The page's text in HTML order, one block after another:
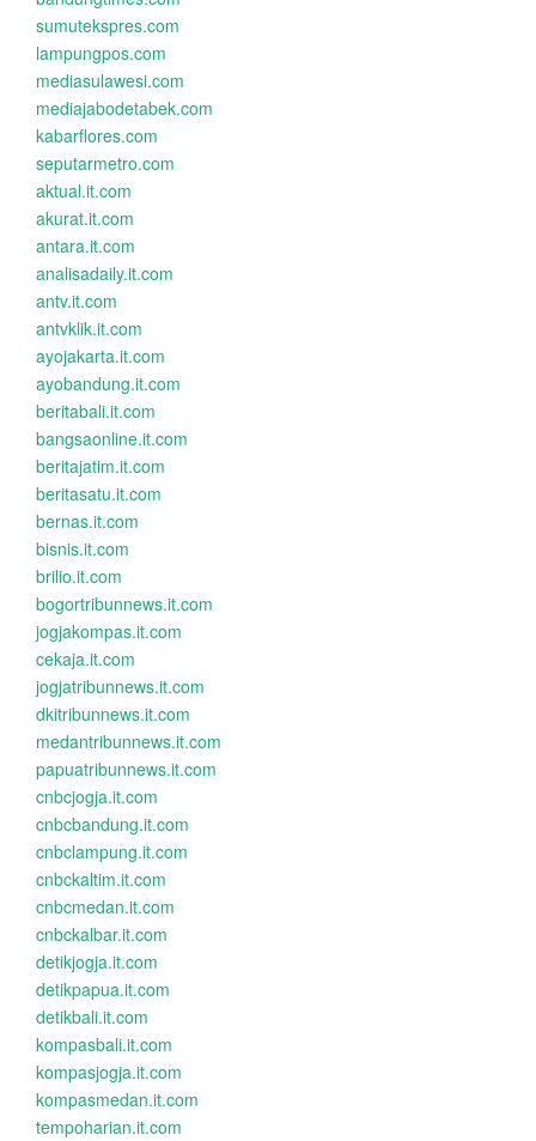
sumutekspres.com
lampungpos.com
mediasulawesi.com
mediajabodetabek.com
kabarflores.com
seputarmetro.com
aktual.it.com
akurat.it.com
antara.it.com
analisadaily.it.com
antv.it.com
antvklik.it.com
ayojakarta.it.com
ayobandung.it.com
beritabali.it.com
bangsaonline.it.com
beritajatim.it.com
beritasatu.it.com
bernas.it.com
bisnis.it.com
brilio.it.com
bogortribunnews.it.com
jogjakompas.it.com
cekaja.it.com
jogjatribunnews.it.com
dkitribunnews.it.com
medantribunnews.it.com
papuatribunnews.it.com
cnbcjogja.it.com
cnbcbandung.it.com
cnbclampung.it.com
cnbckaltim.it.com
cnbcmedan.it.com
cnbckalbar.it.com
detikjogja.it.com
detikpapua.it.com
detikbali.it.com
kompasbali.it.com
kompasjogja.it.com
kompasmedan.it.com
tempoharian.it.com